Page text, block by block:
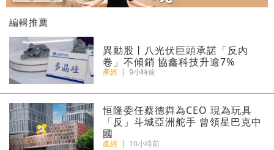
編輯推薦
異動股丨八光伏巨頭承諾「反內
卷」不傾銷 協鑫科技升逾7%
產經 | 9小時前
恒隆委任蔡德粦為CEO 現為玩具
「反」斗城亞洲舵手 曾領星巴克中
國
產經 | 10小時前